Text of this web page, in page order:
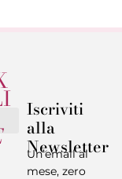
Iscriviti
alla
Newsletter
Un’email al
mese, zero